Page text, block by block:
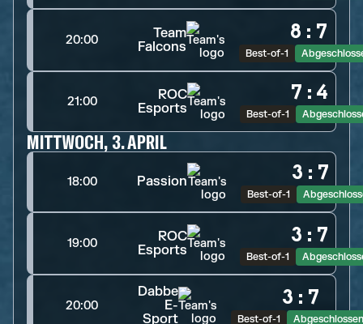
20:00
Team
Falcons
8 : 7
Best-of-1
21:00
ROC
Esports
7 : 4
Best-of-1
MITTWOCH, 3. APRIL
18:00 Passion 3 : 7
Best-of-1
19:00
ROC
Esports
3 : 7
Best-of-1
20:00
Dabbe
E-
Sport
3 : 7
Best-of-1 Abgeschlossen